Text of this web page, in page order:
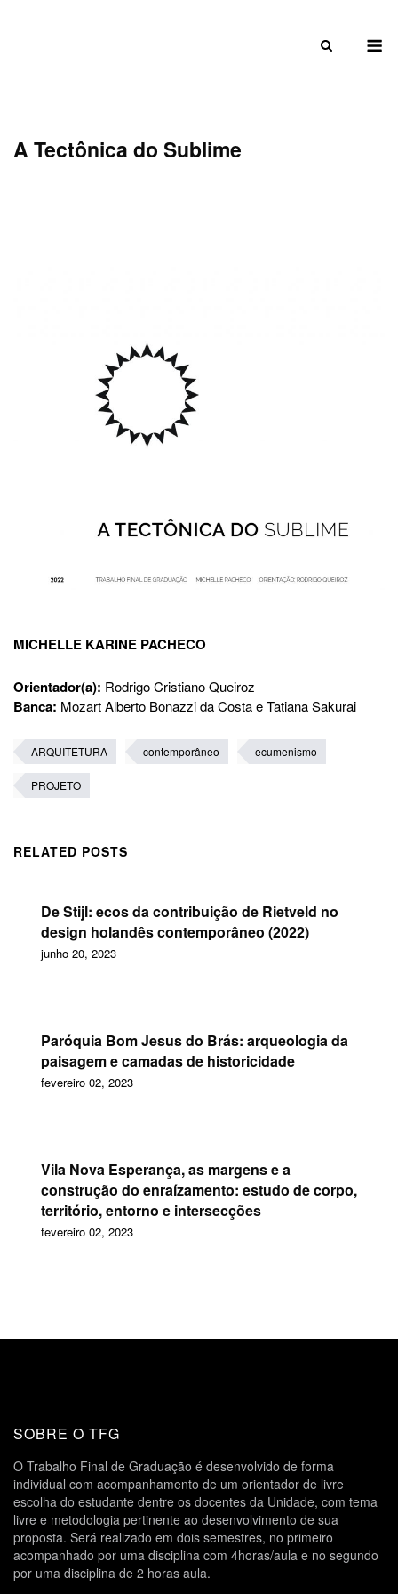
A Tectônica do Sublime
MICHELLE KARINE PACHECO
Orientador(a): Rodrigo Cristiano Queiroz
Banca: Mozart Alberto Bonazzi da Costa e Tatiana Sakurai
ARQUITETURA contemporâneo ecumenismo
PROJETO
RELATED POSTS
De Stijl: ecos da contribuição de Rietveld no
design holandês contemporâneo (2022)
junho 20, 2023
Paróquia Bom Jesus do Brás: arqueologia da
paisagem e camadas de historicidade
fevereiro 02, 2023
Vila Nova Esperança, as margens e a
construção do enraízamento: estudo de corpo,
território, entorno e intersecções
fevereiro 02, 2023
SOBRE O TFG
O Trabalho Final de Graduação é desenvolvido de forma
individual com acompanhamento de um orientador de livre
escolha do estudante dentre os docentes da Unidade, com tema
livre e metodologia pertinente ao desenvolvimento de sua
proposta. Será realizado em dois semestres, no primeiro
acompanhado por uma disciplina com 4horas/aula e no segundo
por uma disciplina de 2 horas aula.